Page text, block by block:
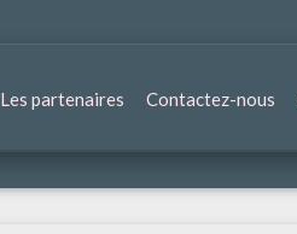
Les partenaires Contactez-nous